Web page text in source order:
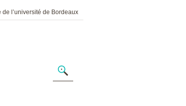
de l’université de Bordeaux